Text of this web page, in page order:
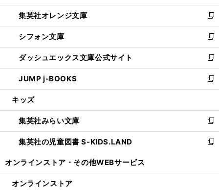
開
く
ウ
で
開
く
ン
ド
ウ
で
開
く
し
い
ウ
ィ
ン
ド
ウ
で
開
集英社オレンジ文庫
新
し
い
ウ
ィ
ン
ド
ウ
開
く
シフォン文庫
新
し
い
ウ
ィ
ン
ウ
で
開
く
ダッシュエックス文庫公式サイト
新
し
い
ウ
ン
ド
ウ
で
JUMP j-BOOKS
新
し
ウ
ィ
ン
ド
開
キッズ
集英社みらい文庫
新
し
い
ン
集英社の児童図書 S-KIDS.LAND
新
ウ
オンラインストア・ その他WEBサービス
オンラインストア